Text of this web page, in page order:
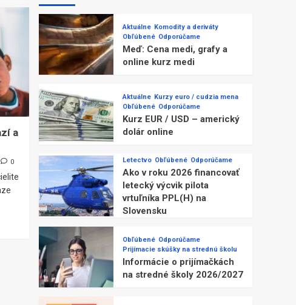
a
0
Aktuálne Komodity a deriváty
Obľúbené Odporúčame
Meď: Cena medi, grafy a
online kurz medi
Aktuálne Kurzy euro / cudzia mena
Obľúbené Odporúčame
Kurz EUR / USD – americký
dolár online
Letectvo Obľúbené Odporúčame
Ako v roku 2026 financovať
letecký výcvik pilota
vrtuľníka PPL(H) na
Slovensku
Obľúbené Odporúčame
Prijímacie skúšky na strednú školu
Informácie o prijímačkách
na stredné školy 2026/2027